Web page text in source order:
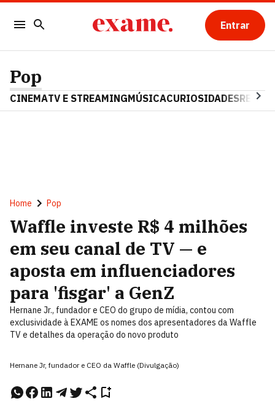
Entrar
Pop
CINEMATV E STREAMINGMÚSICACURIOSIDADES
Home Pop
Waffle investe R$ 4 milhões
em seu canal de TV — e
aposta em influenciadores
para 'fisgar' a GenZ
Hernane Jr., fundador e CEO do grupo de mídia, contou com
exclusividade à EXAME os nomes dos apresentadores da Waffle
TV e detalhes da operação do novo produto
Hernane Jr, fundador e CEO da Waffle (Divulgação)